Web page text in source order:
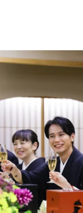
私たちについて
結婚式